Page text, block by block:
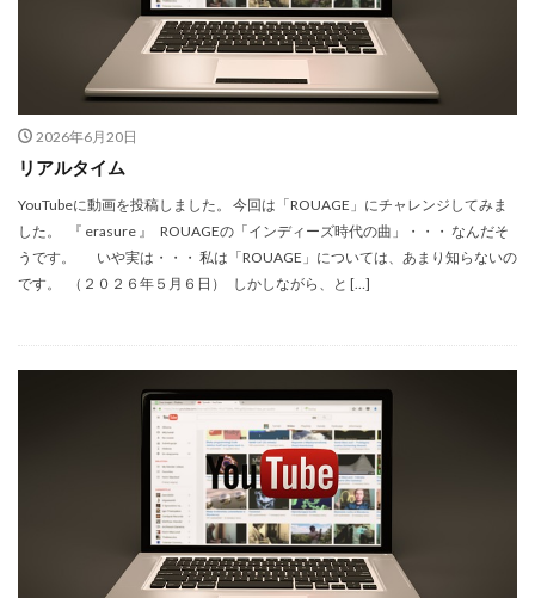
2026年6月20日
リアルタイム
YouTubeに動画を投稿しました。 今回は「ROUAGE」にチャレンジしてみま
した。 『 erasure 』 ROUAGEの「インディーズ時代の曲」・・・ なんだそ
うです。 いや実は・・・ 私は「ROUAGE」については、あまり知らないの
です。 （２０２６年５月６日） しかしながら、と […]